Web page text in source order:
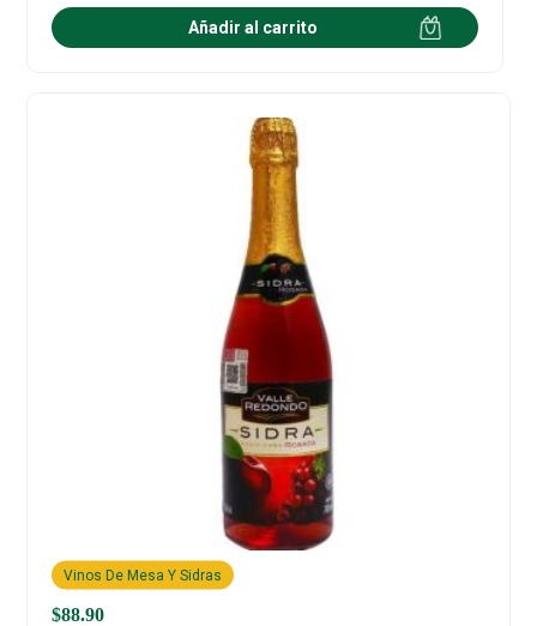
Añadir al carrito
$88.90
Vinos De Mesa Y Sidras